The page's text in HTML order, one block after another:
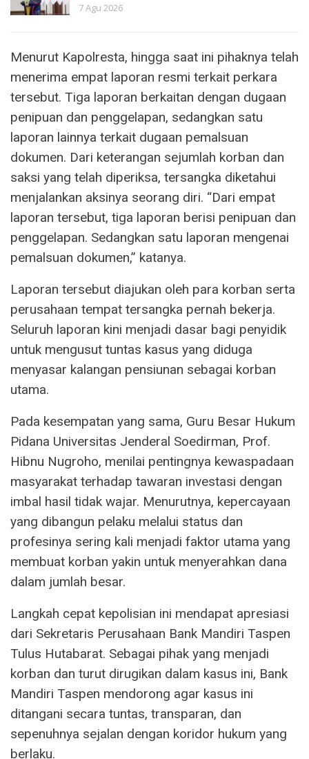
7 Agu 2026
Menurut Kapolresta, hingga saat ini pihaknya telah
menerima empat laporan resmi terkait perkara
tersebut. Tiga laporan berkaitan dengan dugaan
penipuan dan penggelapan, sedangkan satu
laporan lainnya terkait dugaan pemalsuan
dokumen. Dari keterangan sejumlah korban dan
saksi yang telah diperiksa, tersangka diketahui
menjalankan aksinya seorang diri. “Dari empat
laporan tersebut, tiga laporan berisi penipuan dan
penggelapan. Sedangkan satu laporan mengenai
pemalsuan dokumen,” katanya.
Laporan tersebut diajukan oleh para korban serta
perusahaan tempat tersangka pernah bekerja.
Seluruh laporan kini menjadi dasar bagi penyidik
untuk mengusut tuntas kasus yang diduga
menyasar kalangan pensiunan sebagai korban
utama.
Pada kesempatan yang sama, Guru Besar Hukum
Pidana Universitas Jenderal Soedirman, Prof.
Hibnu Nugroho, menilai pentingnya kewaspadaan
masyarakat terhadap tawaran investasi dengan
imbal hasil tidak wajar. Menurutnya, kepercayaan
yang dibangun pelaku melalui status dan
profesinya sering kali menjadi faktor utama yang
membuat korban yakin untuk menyerahkan dana
dalam jumlah besar.
Langkah cepat kepolisian ini mendapat apresiasi
dari Sekretaris Perusahaan Bank Mandiri Taspen
Tulus Hutabarat. Sebagai pihak yang menjadi
korban dan turut dirugikan dalam kasus ini, Bank
Mandiri Taspen mendorong agar kasus ini
ditangani secara tuntas, transparan, dan
sepenuhnya sejalan dengan koridor hukum yang
berlaku.